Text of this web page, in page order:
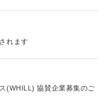
れます
(WHILL) 協賛企業募集のご